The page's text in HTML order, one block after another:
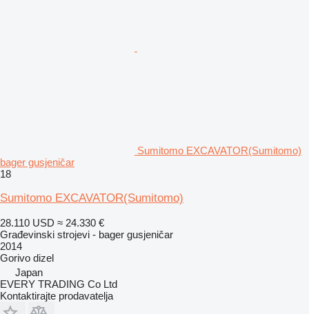
Sumitomo EXCAVATOR(Sumitomo)
bager gusjeničar
18
Sumitomo EXCAVATOR(Sumitomo)
28.110 USD ≈ 24.330 €
Građevinski strojevi - bager gusjeničar
2014
Gorivo dizel
Japan
EVERY TRADING Co Ltd
Kontaktirajte prodavatelja